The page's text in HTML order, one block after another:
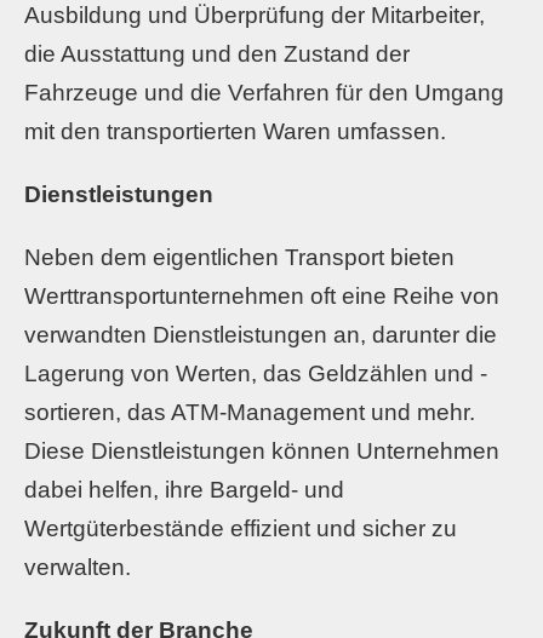
Ausbildung und Überprüfung der Mitarbeiter,
die Ausstattung und den Zustand der
Fahrzeuge und die Verfahren für den Umgang
mit den transportierten Waren umfassen.
Dienstleistungen
Neben dem eigentlichen Transport bieten
Werttransportunternehmen oft eine Reihe von
verwandten Dienstleistungen an, darunter die
Lagerung von Werten, das Geldzählen und -
sortieren, das ATM-Management und mehr.
Diese Dienstleistungen können Unternehmen
dabei helfen, ihre Bargeld- und
Wertgüterbestände effizient und sicher zu
verwalten.
Zukunft der Branche